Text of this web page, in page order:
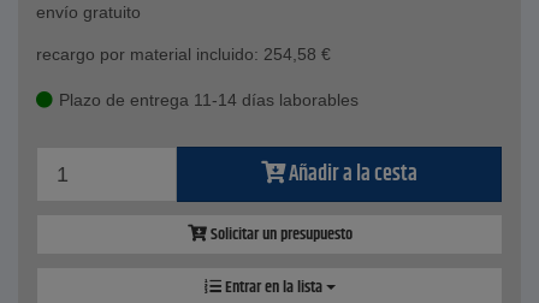
envío gratuito
recargo por material incluido: 254,58 €
Plazo de entrega 11-14 días laborables
Añadir a la cesta
Solicitar un presupuesto
Entrar en la lista